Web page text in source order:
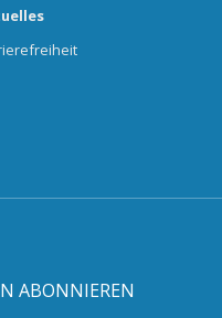
ABONNIEREN